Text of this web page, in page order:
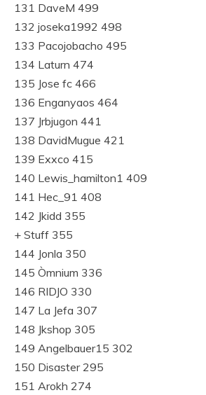
131 DaveM 499
132 joseka1992 498
133 Pacojobacho 495
134 Laturn 474
135 Jose fc 466
136 Enganyaos 464
137 Jrbjugon 441
138 DavidMugue 421
139 Exxco 415
140 Lewis_hamilton1 409
141 Hec_91 408
142 Jkidd 355
+ Stuff 355
144 Jonla 350
145 Òmnium 336
146 RIDJO 330
147 La Jefa 307
148 Jkshop 305
149 Angelbauer15 302
150 Disaster 295
151 Arokh 274